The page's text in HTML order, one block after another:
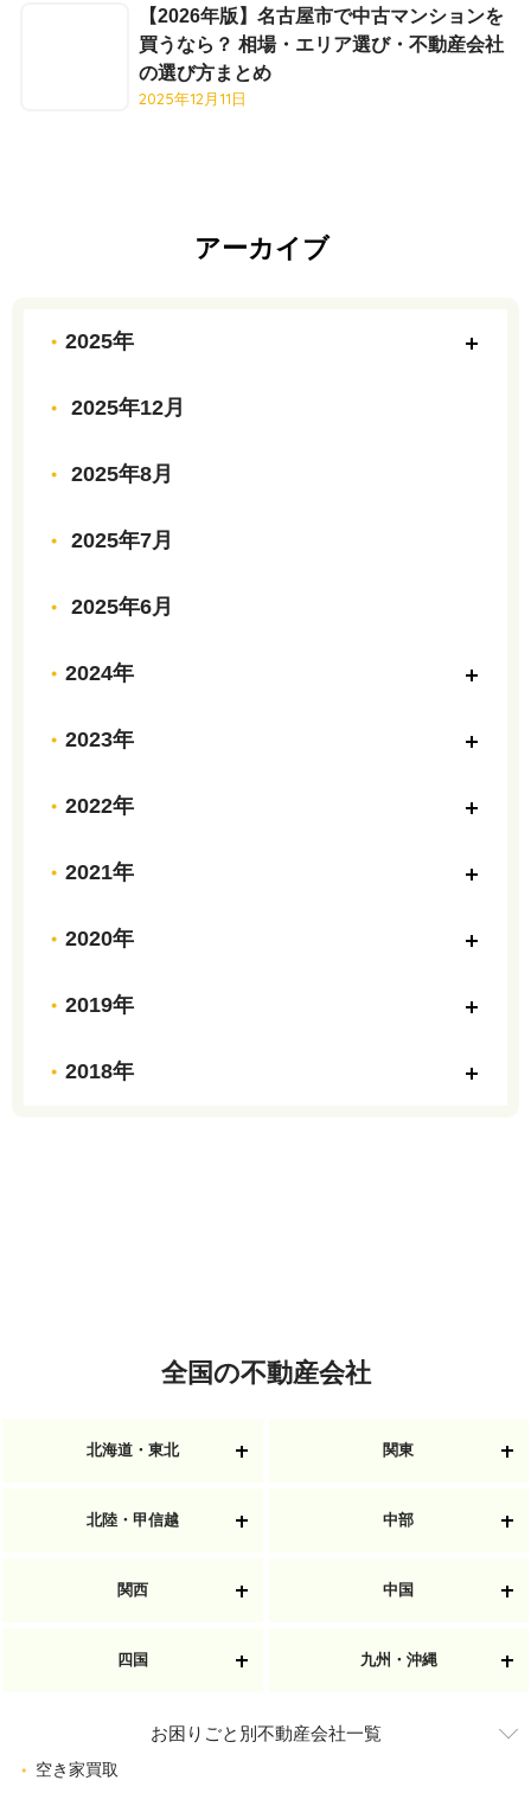
【2026年版】名古屋市で中古マンションを
買うなら？ 相場・エリア選び・不動産会社
の選び方まとめ
2025年12月11日
アーカイブ
2025年
2025年12月
2025年8月
2025年7月
2025年6月
2024年
2023年
2022年
2021年
2020年
2019年
2018年
全国の不動産会社
北海道・東北 関東
北陸・甲信越 中部
関西 中国
四国 九州・沖縄
お困りごと別不動産会社一覧
空き家買取